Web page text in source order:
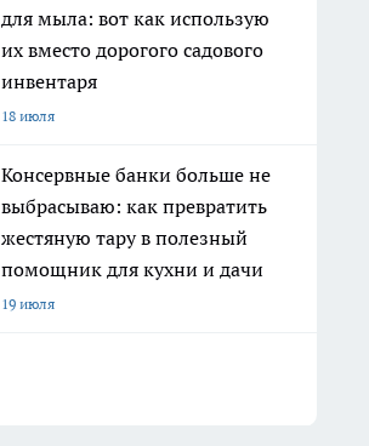
для мыла: вот как использую
их вместо дорогого садового
инвентаря
18 июля
Консервные банки больше не
выбрасываю: как превратить
жестяную тару в полезный
помощник для кухни и дачи
19 июля